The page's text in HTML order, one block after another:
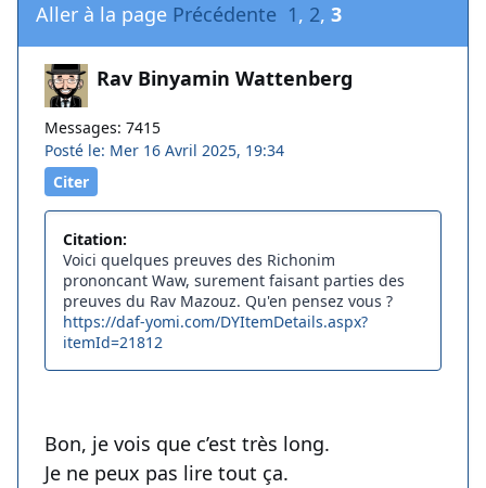
Aller à la page Précédente 1, 2, 3
Rav Binyamin Wattenberg
Messages: 7415
Posté le: Mer 16 Avril 2025, 19:34
Citer
Citation:
Voici quelques preuves des Richonim
prononcant Waw, surement faisant parties des
preuves du Rav Mazouz. Qu'en pensez vous ?
https://daf-yomi.com/DYItemDetails.aspx?
itemId=21812
Bon, je vois que c’est très long.
Je ne peux pas lire tout ça.